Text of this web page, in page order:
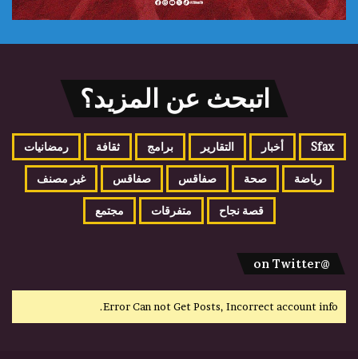
اتبحث عن المزيد؟
Sfax أخبار التقارير برامج ثقافة رمضانيات
رياضة صحة صفاقس صفاقس غير مصنف
قصة نجاح متفرقات مجتمع
@on Twitter
Error Can not Get Posts, Incorrect account info.